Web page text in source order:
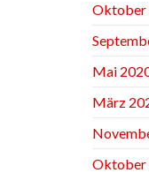
Oktober
Mai
März
Oktober